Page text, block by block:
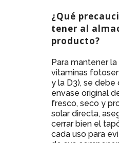
¿Qué
tener al
producto?
Para mantener
vitaminas
y la D3), se debe
envase original
fresco, seco y
solar directa,
cerrar bien el
cada uso para